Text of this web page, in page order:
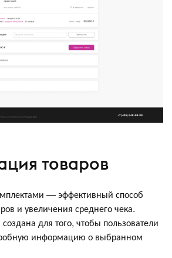
товаров
— эффективный способ
и увеличения среднего чека.
для того, чтобы пользователи
информацию о выбранном